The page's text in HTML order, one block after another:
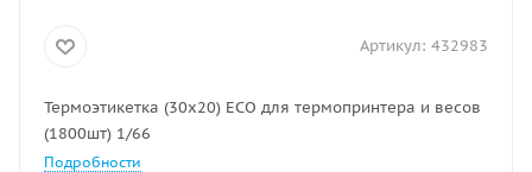
Артикул: 432983
Термоэтикетка (30х20) ECO для термопринтера и весов
(1800шт) 1/66
Подробности